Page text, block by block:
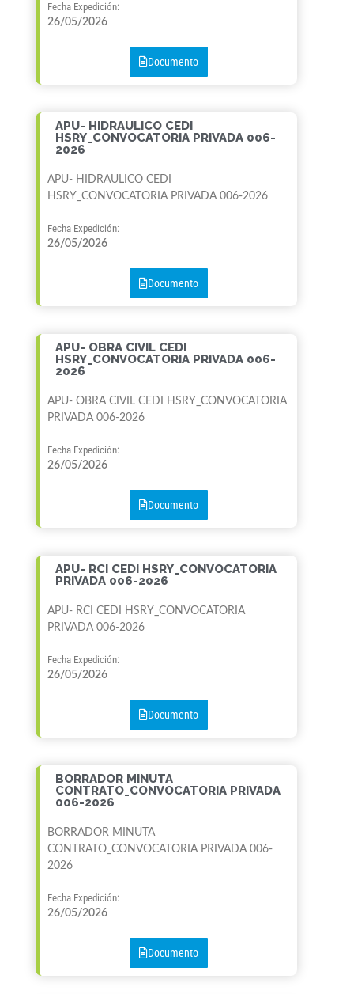
Fecha Expedición:
26/05/2026
Documento
APU- HIDRAULICO CEDI
HSRY_CONVOCATORIA PRIVADA 006-
2026
APU- HIDRAULICO CEDI
HSRY_CONVOCATORIA PRIVADA 006-2026
Fecha Expedición:
26/05/2026
Documento
APU- OBRA CIVIL CEDI
HSRY_CONVOCATORIA PRIVADA 006-
2026
APU- OBRA CIVIL CEDI HSRY_CONVOCATORIA
PRIVADA 006-2026
Fecha Expedición:
26/05/2026
Documento
APU- RCI CEDI HSRY_CONVOCATORIA
PRIVADA 006-2026
APU- RCI CEDI HSRY_CONVOCATORIA
PRIVADA 006-2026
Fecha Expedición:
26/05/2026
Documento
BORRADOR MINUTA
CONTRATO_CONVOCATORIA PRIVADA
006-2026
BORRADOR MINUTA
CONTRATO_CONVOCATORIA PRIVADA 006-
2026
Fecha Expedición:
26/05/2026
Documento